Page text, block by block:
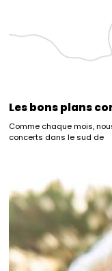
Les bons plans
Comme chaque mois,
concerts dans le sud de